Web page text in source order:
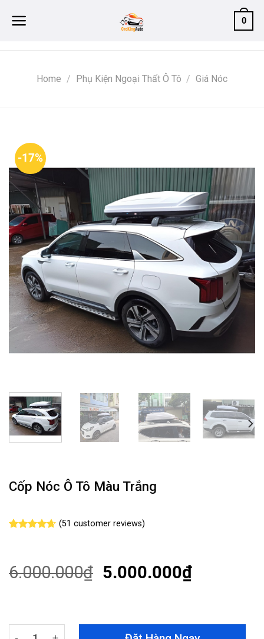
0
Home / Phụ Kiện Ngoại Thất Ô Tô / Giá Nóc
-17%
Cốp Nóc Ô Tô Màu Trắng
customer
ratings
(51 customer reviews)
6.000.000₫ 5.000.000₫
Cốp Nóc Ô Tô Màu Trắng quantity